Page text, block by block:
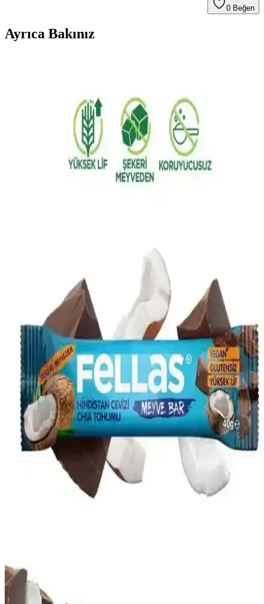
0 Beğen
Ayrıca Bakınız
Omega 3 yağ asitlerinin bitkisel kaynakları hakkında arama
sonuçları bilgi sunmuyor. Keten tohumu, chia tohumu ve ceviz gibi
bitkisel kaynaklar genellikle bilinse de, arama sonuçları bu konuda
somut veri içermiyor.
Çilek, Chia ve Yaban Mersini ile Zenginleştirilmiş
Granola: Sağlıklı Atıştırmalık Seçenekleri ve
Meyveli Granola ve Chia Tohumu Karşılaştırması:
Sağlıklı Atıştırmalık Seçenekleri ve Faydaları
Meyveli granola ve chia tohumu, sağlıklı atıştırmalıklar arasında
popüler seçeneklerdir. Bu ürünler enerji, vitamin ve omega-3 gibi
faydalar sağlar, farklı kullanım alanlarıyla sağlıklı beslenmeye
katkıda bulunur.
Duru Lival Chia Aç-Kat Kutu Sağlıklı ve Pratik
Beslenme İçin Uygun Seçenek
Duru Lival Chia Aç-Kat Kutu, 30 küçük paket halinde taze ve
hijyenik chia tohumu sunar. Lif ve omega-3 zengini, çeşitli tariflerde
kullanılabilen pratik ürün, sağlıklı yaşamı destekler.
Beyaz ve Siyah Chia Tohumları Arasındaki Farklar
ve Besin Değerleri İncelemesi
Beyaz ve siyah chia tohumları arasındaki temel fark renkleridir.
Besin değerleri ve sağlık faydaları açısından benzer olan bu
tohumlar, kullanımda birbirlerinin yerine geçebilir.
Arifoğlu Chia Tohumu: Sağlık ve Lezzeti Bir Arada
Sunan Doğal Bir Seçenek